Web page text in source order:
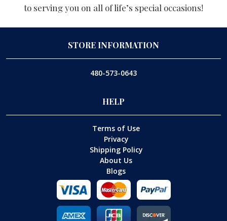
to serving you on all of life’s special occasions!
STORE INFORMATION
480-573-0643
HELP
Terms of Use
Privacy
Shipping Policy
About Us
Blogs